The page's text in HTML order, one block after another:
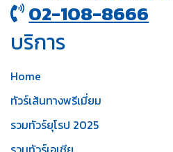
02-108-8666
บริการ
Home
ทัวร์เส้นทางพรีเมี่ยม
รวมทัวร์ยุโรป 2025